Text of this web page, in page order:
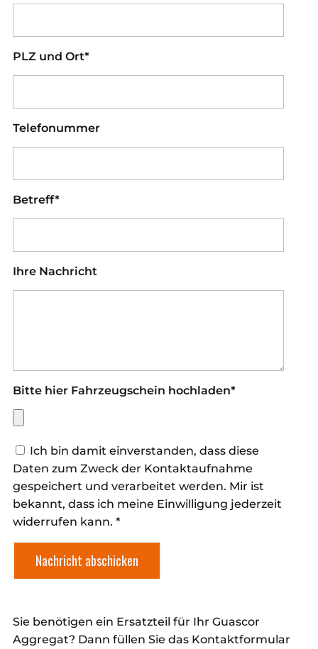
PLZ und Ort*
Telefonummer
Betreff*
Ihre Nachricht
Bitte hier Fahrzeugschein hochladen*
Ich bin damit einverstanden, dass diese
Daten zum Zweck der Kontaktaufnahme
gespeichert und verarbeitet werden. Mir ist
bekannt, dass ich meine Einwilligung jederzeit
widerrufen kann. *
Nachricht abschicken
Sie benötigen ein Ersatzteil für Ihr Guascor
Aggregat? Dann füllen Sie das Kontaktformular